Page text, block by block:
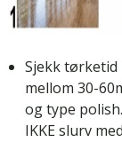
Sjekk tørketid
mellom 30-
og type polish.
IKKE slurv